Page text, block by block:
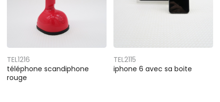
TEL1216
téléphone scandiphone
rouge
TEL2115
iphone 6 avec sa boite